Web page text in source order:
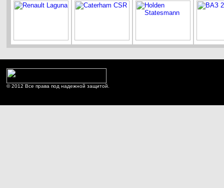
© 2012 Все права под надежной защитой.